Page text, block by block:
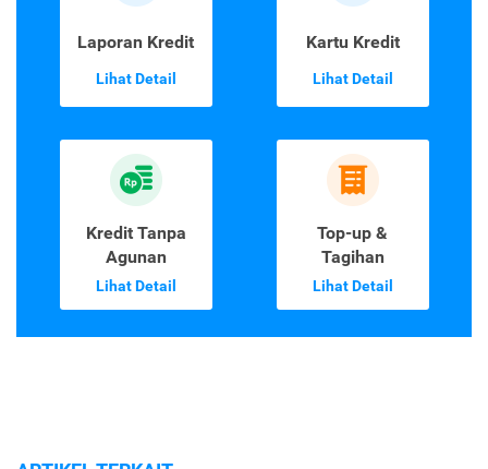
Laporan Kredit
Lihat Detail
Kartu Kredit
Lihat Detail
Kredit Tanpa
Agunan
Lihat Detail
Top-up &
Tagihan
Lihat Detail